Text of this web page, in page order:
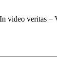
In video veritas –